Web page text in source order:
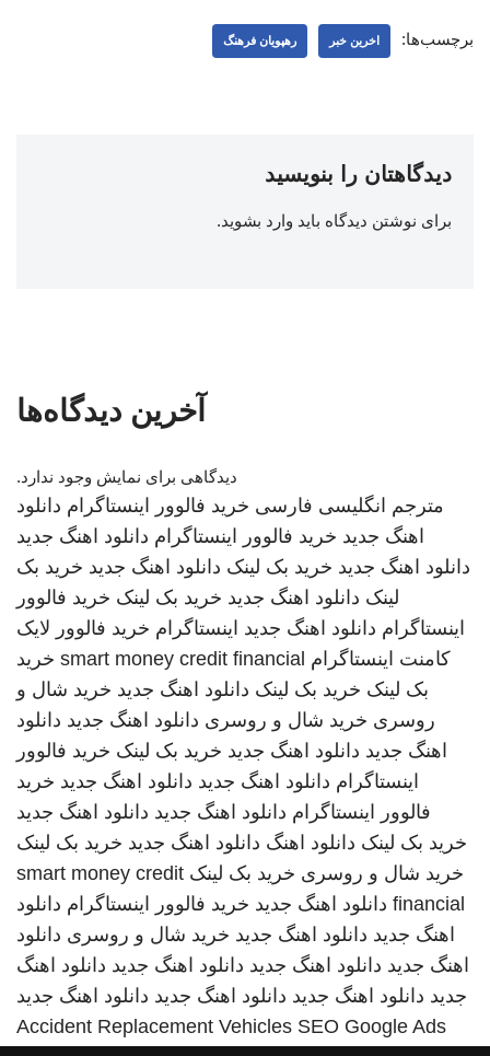
برچسب‌ها: اخرین خبر رهپویان فرهنگ
دیدگاهتان را بنویسید
برای نوشتن دیدگاه باید وارد بشوید.
آخرین دیدگاه‌ها
دیدگاهی برای نمایش وجود ندارد.
مترجم انگلیسی فارسی خرید فالوور اینستاگرام دانلود
اهنگ جدید خرید فالوور اینستاگرام دانلود اهنگ جدید
دانلود اهنگ جدید خرید بک لینک دانلود اهنگ جدید خرید بک
لینک دانلود اهنگ جدید خرید بک لینک خرید فالوور
اینستاگرام دانلود اهنگ جدید اینستاگرام خرید فالوور لایک
کامنت اینستاگرام smart money credit financial خرید
بک لینک خرید بک لینک دانلود اهنگ جدید خرید شال و
روسری خرید شال و روسری دانلود اهنگ جدید دانلود
اهنگ جدید دانلود اهنگ جدید خرید بک لینک خرید فالوور
اینستاگرام دانلود اهنگ جدید دانلود اهنگ جدید خرید
فالوور اینستاگرام دانلود اهنگ جدید دانلود اهنگ جدید
خرید بک لینک دانلود اهنگ دانلود اهنگ جدید خرید بک لینک
خرید شال و روسری خرید بک لینک smart money credit
financial دانلود اهنگ جدید خرید فالوور اینستاگرام دانلود
اهنگ جدید دانلود اهنگ جدید خرید شال و روسری دانلود
اهنگ جدید دانلود اهنگ جدید دانلود اهنگ جدید دانلود اهنگ
جدید دانلود اهنگ جدید دانلود اهنگ جدید دانلود اهنگ جدید
Accident Replacement Vehicles SEO Google Ads